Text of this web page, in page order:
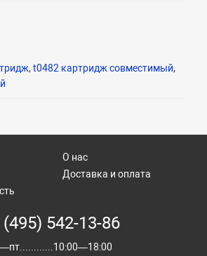
, t0482 картридж совместимый,
О нас
Доставка и оплата
(495) 542-13-86